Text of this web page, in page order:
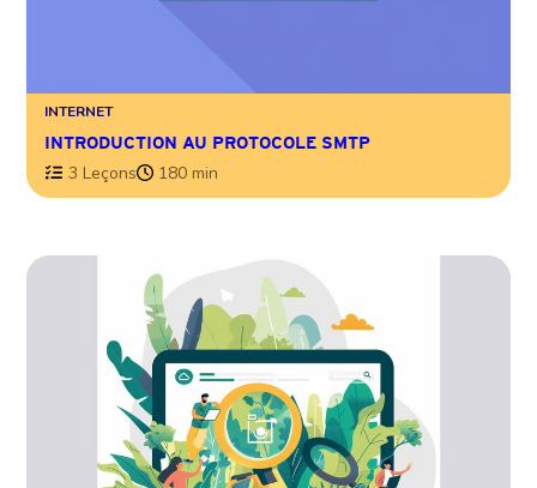
INTERNET
INTRODUCTION AU PROTOCOLE SMTP
3 Leçons 180 min